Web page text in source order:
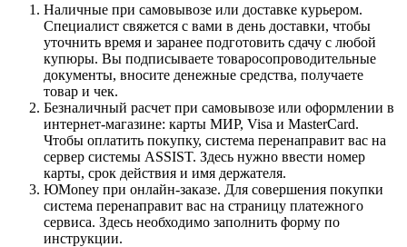
Наличные при самовывозе или доставке курьером.
Специалист свяжется с вами в день доставки, чтобы
уточнить время и заранее подготовить сдачу с любой
купюры. Вы подписываете товаросопроводительные
документы, вносите денежные средства, получаете
товар и чек.
Безналичный расчет при самовывозе или оформлении в
интернет-магазине: карты МИР, Visa и MasterCard.
Чтобы оплатить покупку, система перенаправит вас на
сервер системы ASSIST. Здесь нужно ввести номер
карты, срок действия и имя держателя.
ЮMoney при онлайн-заказе. Для совершения покупки
система перенаправит вас на страницу платежного
сервиса. Здесь необходимо заполнить форму по
инструкции.